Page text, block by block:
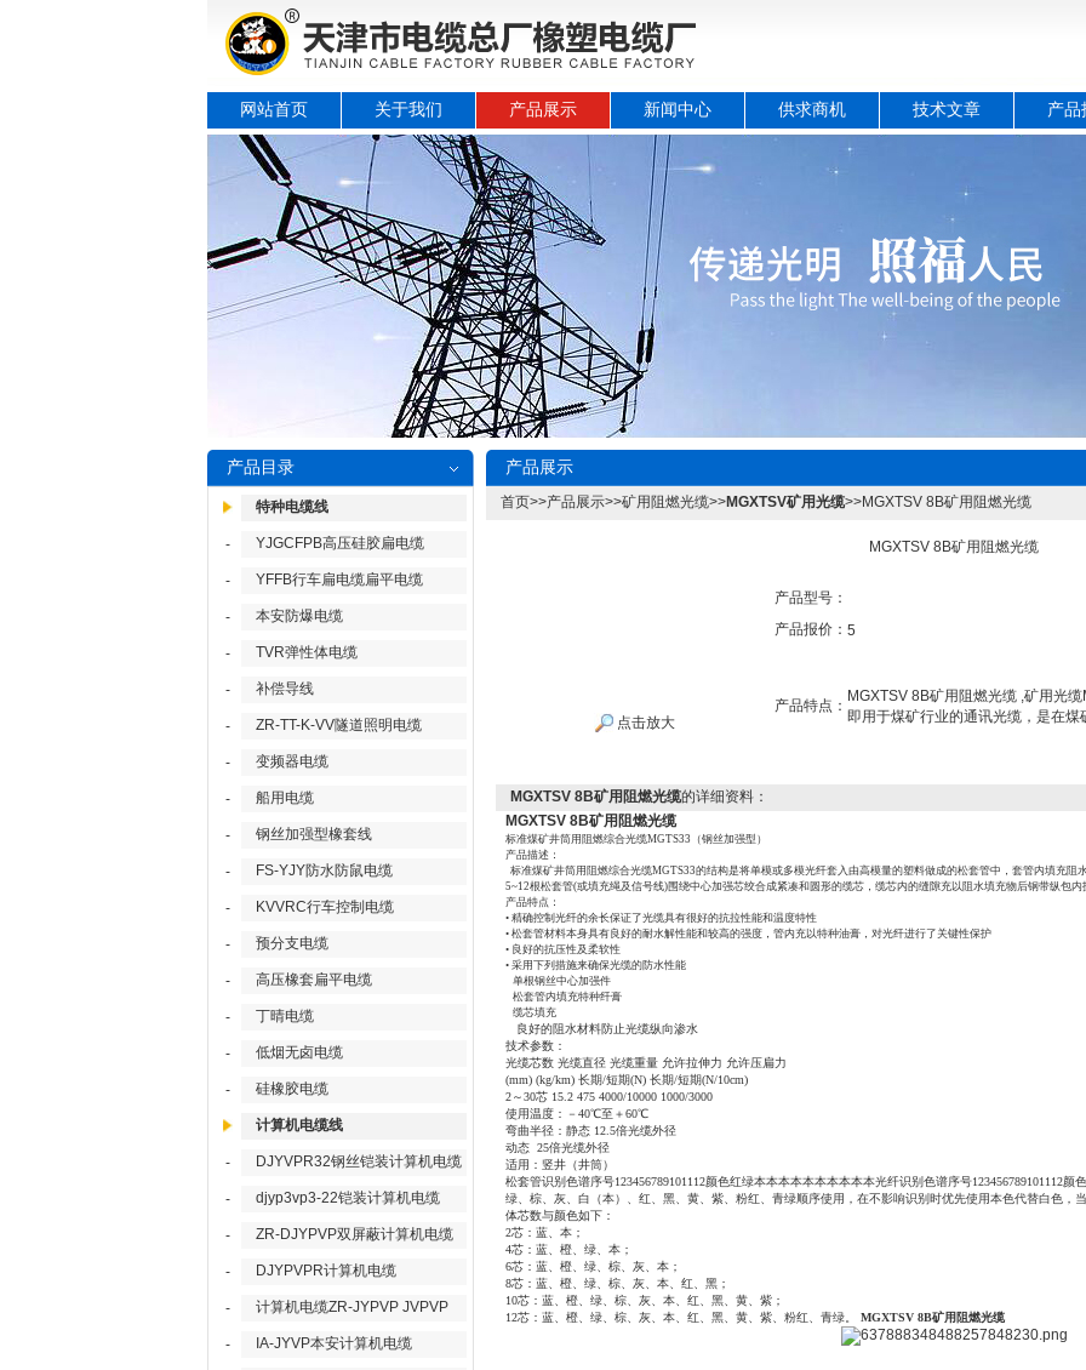
网站首页 关于我们 产品展示 新闻中心 供求商机 技术文章 产品
产品目录
特种电缆线
- YJGCFPB高压硅胶扁电缆
- YFFB行车扁电缆扁平电缆
- 本安防爆电缆
- TVR弹性体电缆
- 补偿导线
- ZR-TT-K-VV隧道照明电缆
- 变频器电缆
- 船用电缆
- 钢丝加强型橡套线
- FS-YJY防水防鼠电缆
- KVVRC行车控制电缆
- 预分支电缆
- 高压橡套扁平电缆
- 丁晴电缆
- 低烟无卤电缆
- 硅橡胶电缆
计算机电缆线
- DJYVPR32钢丝铠装计算机电缆
- djyp3vp3-22铠装计算机电缆
- ZR-DJYPVP双屏蔽计算机电缆
- DJYPVPR计算机电缆
- 计算机电缆ZR-JYPVP JVPVP
- IA-JYVP本安计算机电缆
产品展示
首页>>产品展示>>矿用阻燃光缆>>MGXTSV矿用光缆>>MGXTSV 8B矿用阻燃光缆
MGXTSV 8B矿用阻燃光缆
点击放大
产品型号：
产品报价： 5
产品特点：
MGXTSV 8B矿用阻燃光缆 ,矿用光
即用于煤矿行业的通讯光缆，是在煤
MGXTSV 8B矿用阻燃光缆的详细资料：
MGXTSV 8B矿用阻燃光缆
标准煤矿井筒用阻燃综合光缆MGTS33（钢丝加强型）
产品描述：
标准煤矿井筒用阻燃综合光缆MGTS33的结构是将单模或多模光纤套入由高模量的塑料做成的松套管中，套管内填充阻
5~12根松套管(或填充绳及信号线)围绕中心加强芯绞合成紧凑和圆形的缆芯，缆芯内的缝隙充以阻水填充物后钢带纵包内
产品特点：
• 精确控制光纤的余长保证了光缆具有很好的抗拉性能和温度特性
• 松套管材料本身具有良好的耐水解性能和较高的强度，管内充以特种油膏，对光纤进行了关键性保护
• 良好的抗压性及柔软性
• 采用下列措施来确保光缆的防水性能
单根钢丝中心加强件
松套管内填充特种纤膏
缆芯填充
良好的阻水材料防止光缆纵向渗水
技术参数：
光缆芯数 光缆直径 光缆重量 允许拉伸力 允许压扁力
(mm) (kg/km) 长期/短期(N) 长期/短期(N/10cm)
2～30芯 15.2 475 4000/10000 1000/3000
使用温度：－ 40℃至＋60℃
弯曲半径：静态 12.5倍光缆外径
动态 25倍光缆外径
适用：竖井（井筒）
松套管识别色谱序号123456789101112颜色红绿本本本本本本本本本本光纤识别色谱序号123456789101112
绿、棕、灰、白（本）、红、黑、黄、紫、粉红、青绿顺序使用，在不影响识别时优先使用本色代替白色，
体芯数与颜色如下：
2芯：蓝、本；
4芯：蓝、橙、绿、本；
6芯：蓝、橙、绿、棕、灰、本；
8芯：蓝、橙、绿、棕、灰、本、红、黑；
10芯：蓝、橙、绿、棕、灰、本、红、黑、黄、紫；
12芯：蓝、橙、绿、棕、灰、本、红、黑、黄、紫、粉红、青绿。
MGXTSV 8B矿用阻燃光缆